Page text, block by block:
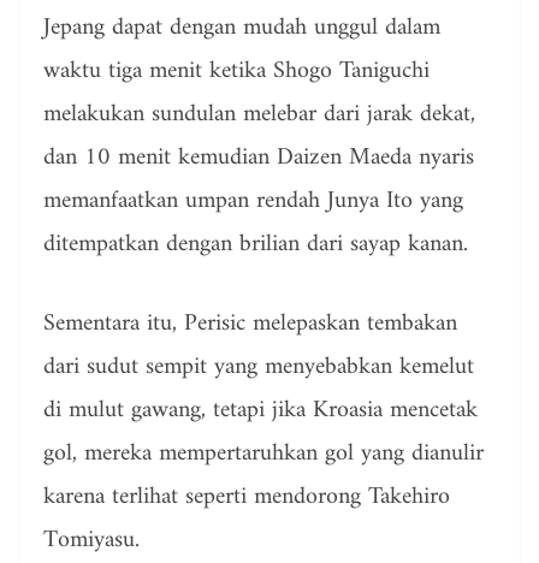
Jepang dapat dengan mudah unggul dalam
waktu tiga menit ketika Shogo Taniguchi
melakukan sundulan melebar dari jarak dekat,
dan 10 menit kemudian Daizen Maeda nyaris
memanfaatkan umpan rendah Junya Ito yang
ditempatkan dengan brilian dari sayap kanan.
Sementara itu, Perisic melepaskan tembakan
dari sudut sempit yang menyebabkan kemelut
di mulut gawang, tetapi jika Kroasia mencetak
gol, mereka mempertaruhkan gol yang dianulir
karena terlihat seperti mendorong Takehiro
Tomiyasu.